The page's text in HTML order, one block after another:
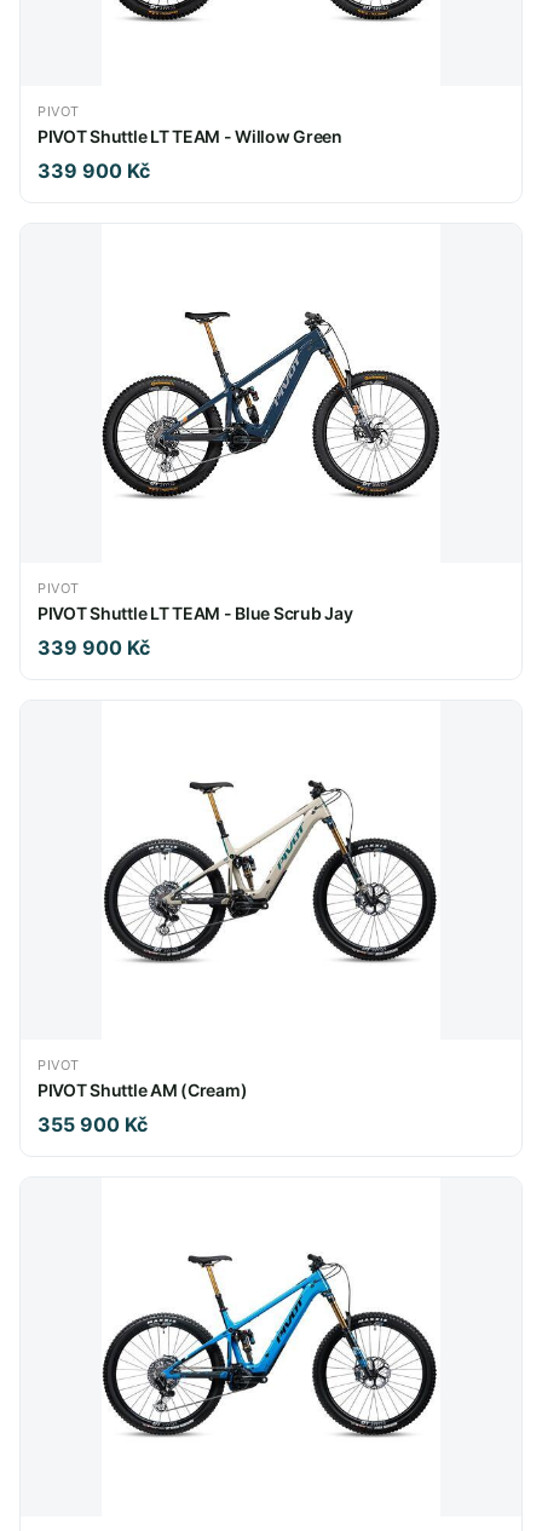
PIVOT
PIVOT Shuttle LT TEAM - Willow Green
339 900 Kč
PIVOT
PIVOT Shuttle LT TEAM - Blue Scrub Jay
339 900 Kč
PIVOT
PIVOT Shuttle AM (Cream)
355 900 Kč